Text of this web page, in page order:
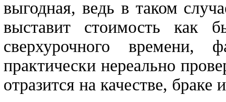
выгодная, ведь в таком
выставит стоимость как
сверхурочного времени,
практически нереально
отразится на качестве,